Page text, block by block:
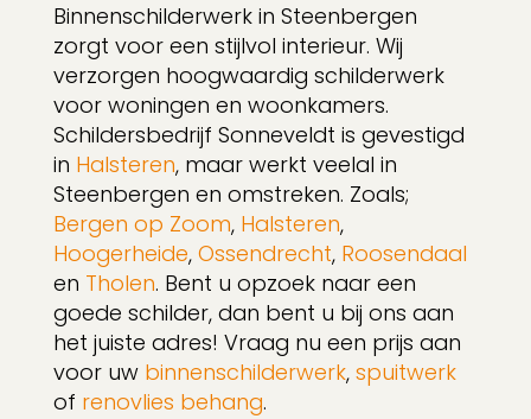
Binnenschilderwerk in Steenbergen
zorgt voor een stijlvol interieur. Wij
verzorgen hoogwaardig schilderwerk
voor woningen en woonkamers.
Schildersbedrijf Sonneveldt is gevestigd
in Halsteren, maar werkt veelal in
Steenbergen en omstreken. Zoals;
Bergen op Zoom, Halsteren,
Hoogerheide, Ossendrecht, Roosendaal
en Tholen. Bent u opzoek naar een
goede schilder, dan bent u bij ons aan
het juiste adres! Vraag nu een prijs aan
voor uw binnenschilderwerk, spuitwerk
of renovlies behang.